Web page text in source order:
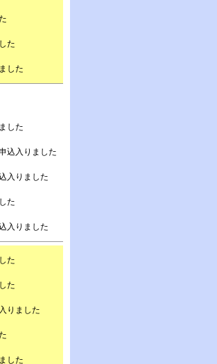
た
した
した
込入りました
入りました
た
入りました
た
た
りました
した